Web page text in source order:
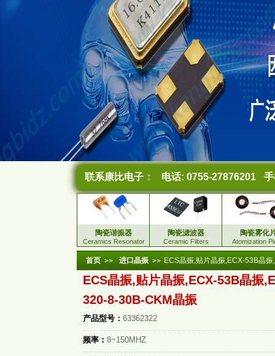
联系康比电子： 电话: 0755-27876201
陶瓷谐振器
Ceramics Resonator
陶瓷滤波器
Ceramic Filters
陶瓷雾化
Atomization
首页 进口晶振 ECS晶振,贴片晶振,ECX-53B晶
ECS晶振,贴片晶振,ECX-53B晶振
320-8-30B-CKM晶振
产品型号： 63362322
频率： 8~150MHZ